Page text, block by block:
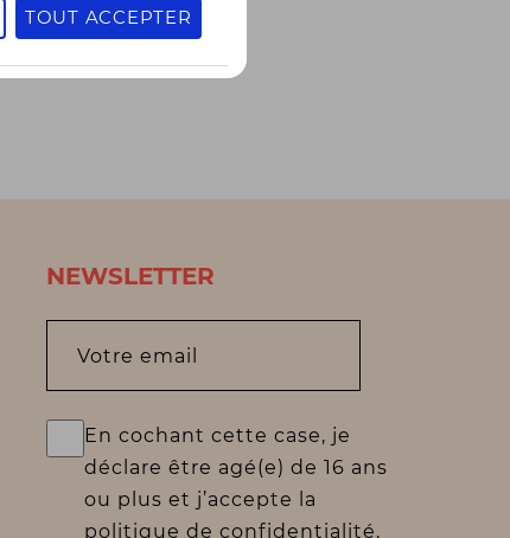
TOUT ACCEPTER
NEWSLETTER
Votre email
En cochant cette case, je
déclare être agé(e) de 16 ans
ou plus et j’accepte la
politique de confidentialité.